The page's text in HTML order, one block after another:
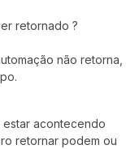
retornado ?
não retorna,
acontecendo
retornar podem ou